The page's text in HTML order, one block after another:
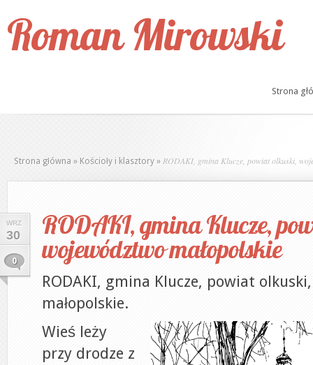
Roman Mirowski
Strona
Strona główna » Kościoły i klasztory » RODAKI, gmina Klucze, powiat olkuski,
WRZ
30
0
RODAKI, gmina Klucze,
województwo małopolskie
RODAKI, gmina Klucze, powiat
małopolskie.
Wieś leży
przy drodze z